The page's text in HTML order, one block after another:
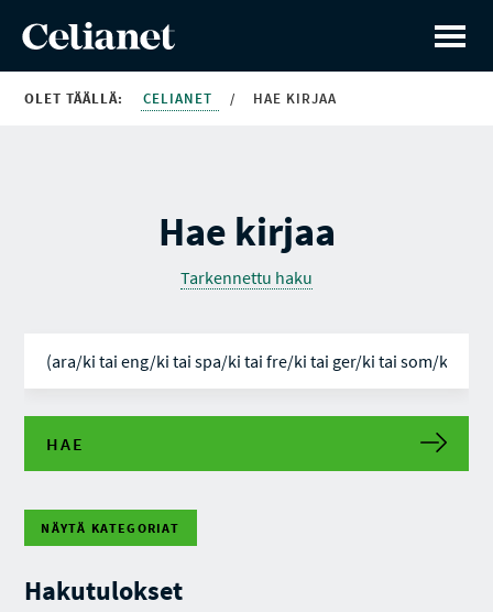
OLET TÄÄLLÄ: CELIANET / HAE KIRJAA
Hae kirjaa
Tarkennettu haku
HAE
NÄYTÄ KATEGORIAT
Hakutulokset
A